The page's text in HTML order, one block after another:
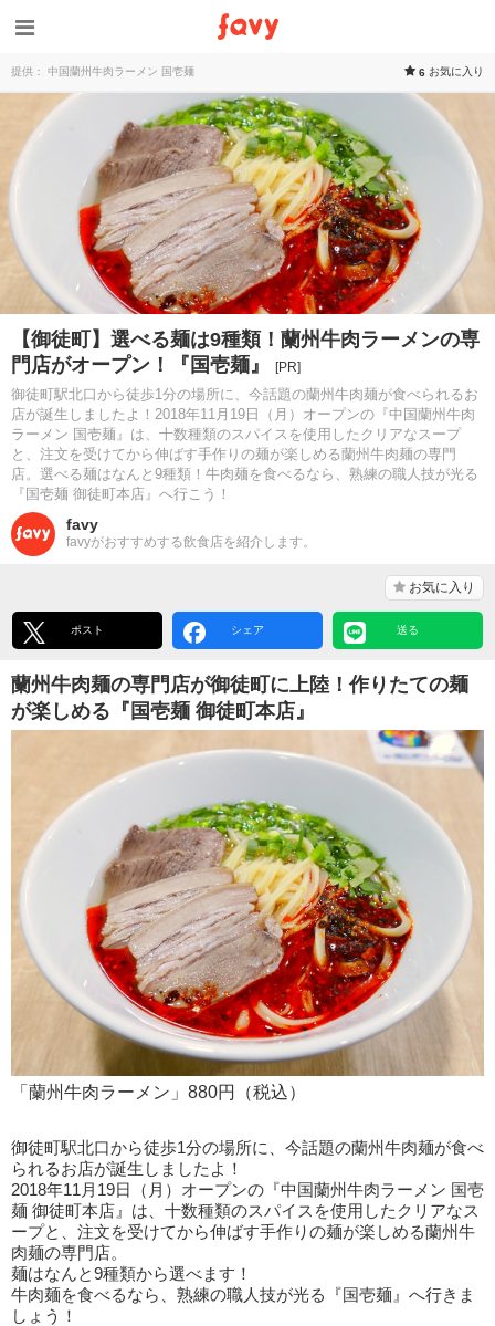
提供： 中国蘭州牛肉ラーメン 国壱麺 6 お気に入り
【御徒町】選べる麺は9種類！蘭州牛肉ラーメンの専
門店がオープン！『国壱麺』
[PR]
御徒町駅北口から徒歩1分の場所に、今話題の蘭州牛肉麺が食べられるお
店が誕生しましたよ！2018年11月19日（月）オープンの『中国蘭州牛肉
ラーメン 国壱麺』は、十数種類のスパイスを使用したクリアなスープ
と、注文を受けてから伸ばす手作りの麺が楽しめる蘭州牛肉麺の専門
店。選べる麺はなんと9種類！牛肉麺を食べるなら、熟練の職人技が光る
『国壱麺 御徒町本店』へ行こう！
favy
favyがおすすめする飲食店を紹介します。
お気に入り
ポスト シェア 送る
蘭州牛肉麺の専門店が御徒町に上陸！作りたての麺
が楽しめる『国壱麺 御徒町本店』
「蘭州牛肉ラーメン」880円（税込）
御徒町駅北口から徒歩1分の場所に、今話題の蘭州牛肉麺が食べ
られるお店が誕生しましたよ！
2018年11月19日（月）オープンの『中国蘭州牛肉ラーメン 国壱
麺 御徒町本店』は、十数種類のスパイスを使用したクリアなス
ープと、注文を受けてから伸ばす手作りの麺が楽しめる蘭州牛
肉麺の専門店。
麺はなんと9種類から選べます！
牛肉麺を食べるなら、熟練の職人技が光る『国壱麺』へ行きま
しょう！